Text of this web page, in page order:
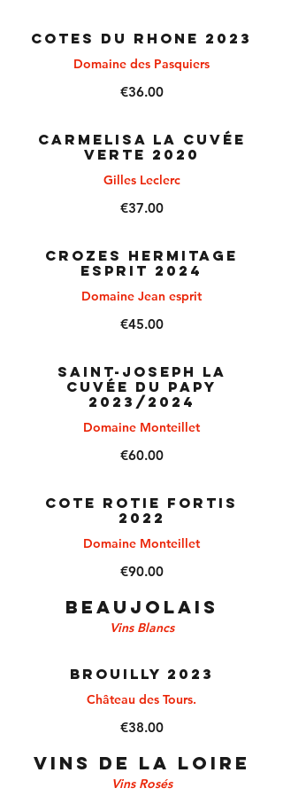
COTES DU RHONE 2023
Domaine des Pasquiers
€36.00
CARMELISA La Cuvée
Verte 2020
Gilles Leclerc
€37.00
CROZES HERMITAGE
ESPRIT 2024
Domaine Jean esprit
€45.00
SAINT-JOSEPH La
Cuvée du Papy
2023/2024
Domaine Monteillet
€60.00
COTE ROTIE FORTIS
2022
Domaine Monteillet
€90.00
BEAUJOLAIS
Vins Blancs
BROUILLY 2023
Château des Tours.
€38.00
VINS DE LA LOIRE
Vins Rosés